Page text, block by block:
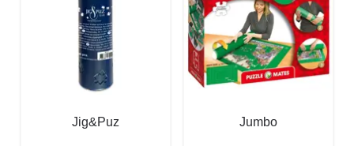
Jig&Puz Jumbo